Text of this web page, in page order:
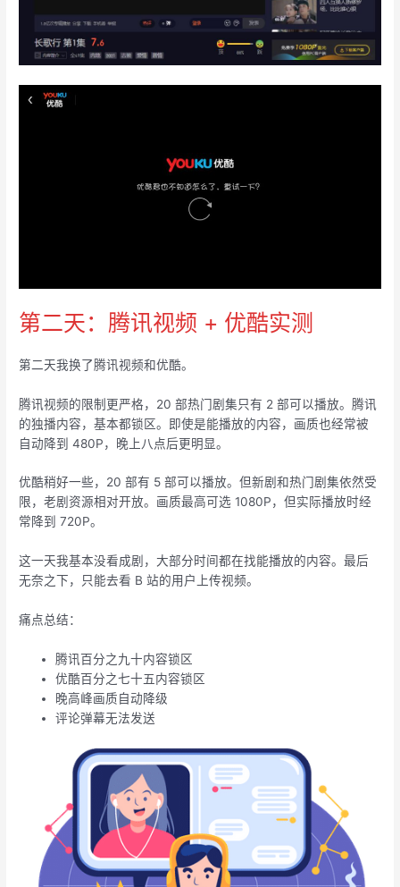
第二天：腾讯视频 + 优酷实测
第二天我换了腾讯视频和优酷。
腾讯视频的限制更严格，20 部热门剧集只有 2 部可以播放。腾讯
的独播内容，基本都锁区。即使是能播放的内容，画质也经常被
自动降到 480P，晚上八点后更明显。
优酷稍好一些，20 部有 5 部可以播放。但新剧和热门剧集依然受
限，老剧资源相对开放。画质最高可选 1080P，但实际播放时经
常降到 720P。
这一天我基本没看成剧，大部分时间都在找能播放的内容。最后
无奈之下，只能去看 B 站的用户上传视频。
痛点总结：
腾讯百分之九十内容锁区
优酷百分之七十五内容锁区
晚高峰画质自动降级
评论弹幕无法发送